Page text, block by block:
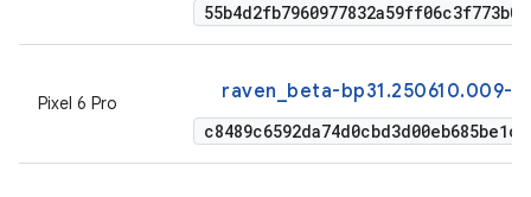
Pixel 6 Pro raven_beta-bp31.250610.009-